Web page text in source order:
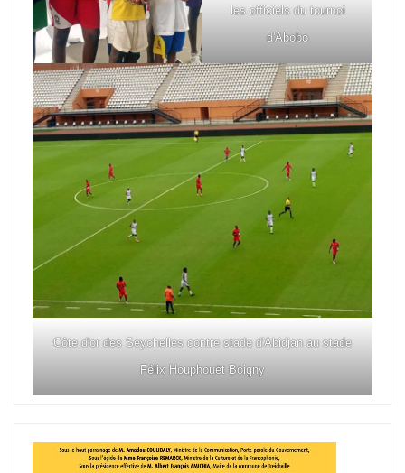
les officiels du tournoi
d'Abobo
Côte d'or des Seychelles contre stade d'Abidjan au stade
Félix Houphouët Boigny